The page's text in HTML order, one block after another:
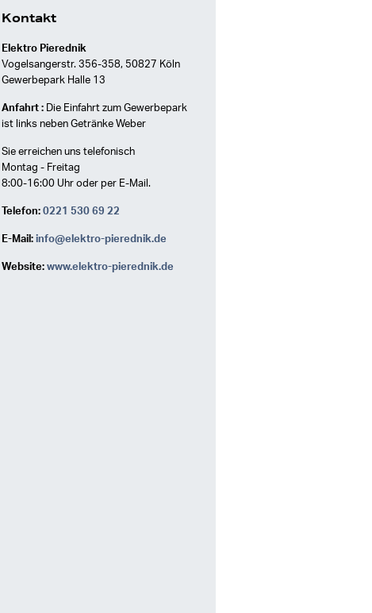
Kontakt
Elektro Pierednik
Vogelsangerstr. 356-358, 50827 Köln
Gewerbepark Halle 13
Anfahrt : Die Einfahrt zum Gewerbepark
ist links neben Getränke Weber
Sie erreichen uns telefonisch
Montag - Freitag
8:00-16:00 Uhr oder per E-Mail.
Telefon: 0221 530 69 22
E-Mail: info@elektro-pierednik.de
Website: www.elektro-pierednik.de